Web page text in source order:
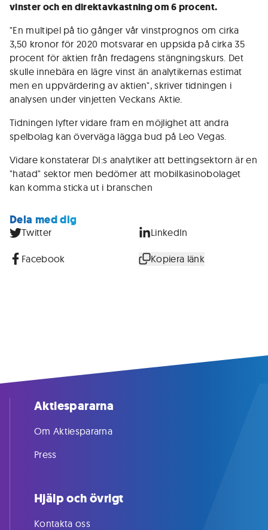
vinster och en direktavkastning om 6 procent.
"En multipel på tio gånger vår vinstprognos om cirka
3,50 kronor för 2020 motsvarar en uppsida på cirka 35
procent för aktien från fredagens stängningskurs. Det
skulle innebära en lägre vinst än analytikernas estimat
men en uppvärdering av aktien", skriver tidningen i
analysen under vinjetten Veckans Aktie.
Tidningen lyfter vidare fram en möjlighet att andra
spelbolag kan överväga lägga bud på Leo Vegas.
Vidare konstaterar DI:s analytiker att bettingsektorn är en
"hatad" sektor men bedömer att mobilkasinobolaget
kan komma sticka ut i branschen
Dela med dig
Twitter LinkedIn
Facebook Kopiera länk
Aktiespararna
Om Aktiespararna
Press
Hjälp och övrigt
Kontakta oss